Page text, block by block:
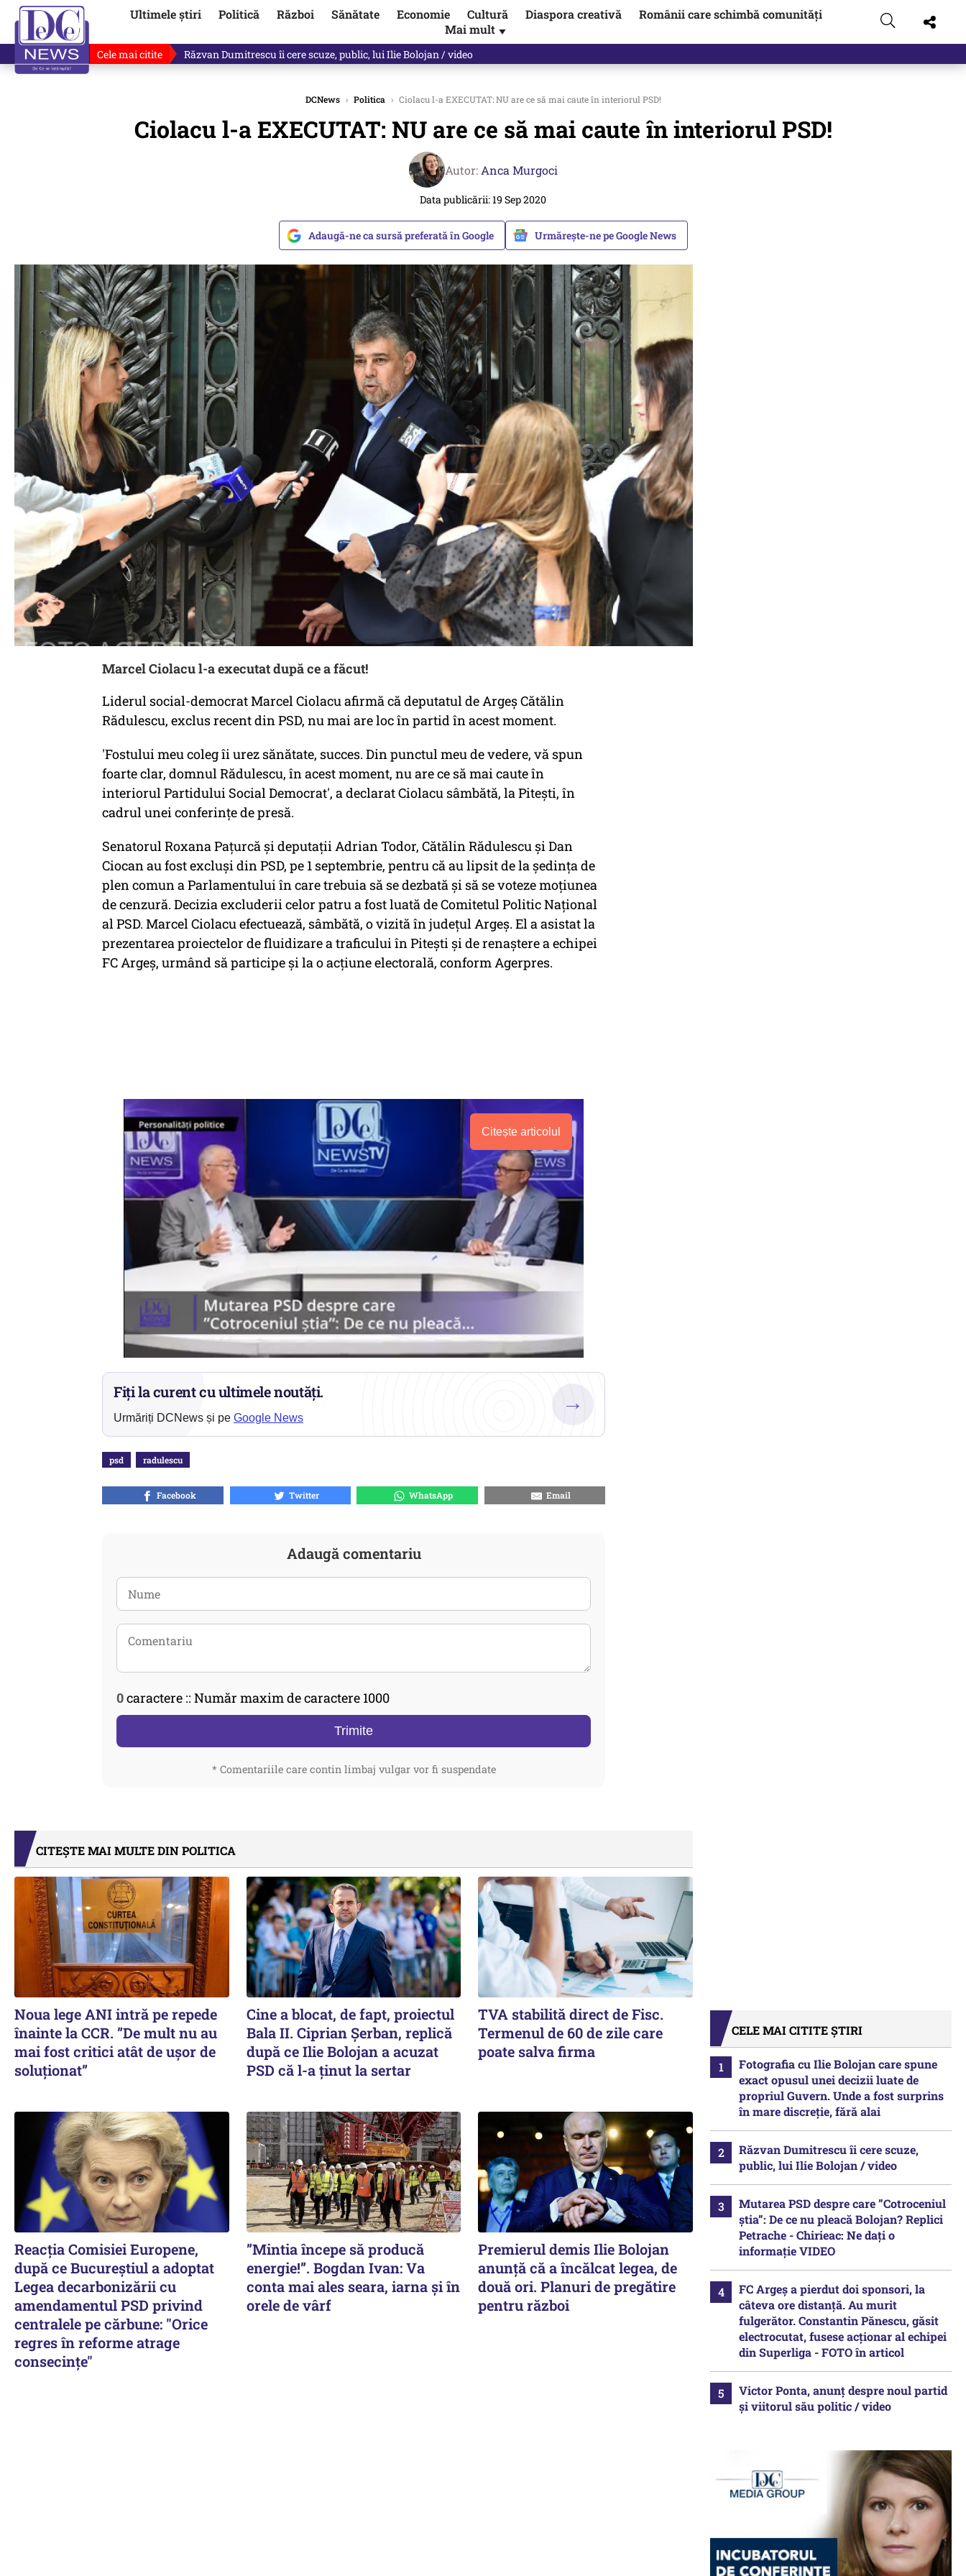
Ultimele știri Politică Război Sănătate Economie Cultură Diaspora creativă
Românii care schimbă comunități
Mai mult ▼
Cele mai citite Răzvan Dumitrescu îi cere scuze, public, lui Ilie Bolojan / video
DCNews › Politica › Ciolacu l-a EXECUTAT: NU are ce să mai caute în interiorul PSD!
Ciolacu l-a EXECUTAT: NU are ce să mai caute în interiorul PSD!
Autor: Anca Murgoci
Data publicării: 19 Sep 2020
Adaugă-ne ca sursă preferată în Google Urmărește-ne pe Google News
Marcel Ciolacu l-a executat după ce a făcut!
Liderul social-democrat Marcel Ciolacu afirmă că deputatul de Argeş Cătălin
Rădulescu, exclus recent din PSD, nu mai are loc în partid în acest moment.
'Fostului meu coleg îi urez sănătate, succes. Din punctul meu de vedere, vă spun
foarte clar, domnul Rădulescu, în acest moment, nu are ce să mai caute în
interiorul Partidului Social Democrat', a declarat Ciolacu sâmbătă, la Piteşti, în
cadrul unei conferinţe de presă.
Senatorul Roxana Paţurcă şi deputaţii Adrian Todor, Cătălin Rădulescu şi Dan
Ciocan au fost excluşi din PSD, pe 1 septembrie, pentru că au lipsit de la şedinţa de
plen comun a Parlamentului în care trebuia să se dezbată şi să se voteze moţiunea
de cenzură. Decizia excluderii celor patru a fost luată de Comitetul Politic Naţional
al PSD. Marcel Ciolacu efectuează, sâmbătă, o vizită în judeţul Argeş. El a asistat la
prezentarea proiectelor de fluidizare a traficului în Piteşti şi de renaştere a echipei
FC Argeş, urmând să participe şi la o acţiune electorală, conform Agerpres.
Citește articolul
Fiți la curent cu ultimele noutăți.
Urmăriți DCNews și pe Google News
→
psd radulescu
Facebook Twitter WhatsApp Email
Adaugă comentariu
0caractere :: Număr maxim de caractere 1000
Trimite
* Comentariile care contin limbaj vulgar vor fi suspendate
CITEȘTE MAI MULTE DIN POLITICA
Noua lege ANI intră pe repede
înainte la CCR. ”De mult nu au
mai fost critici atât de ușor de
soluționat”
Cine a blocat, de fapt, proiectul
Bala II. Ciprian Șerban, replică
după ce Ilie Bolojan a acuzat
PSD că l-a ținut la sertar
TVA stabilită direct de Fisc.
Termenul de 60 de zile care
poate salva firma
Reacția Comisiei Europene,
după ce Bucureștiul a adoptat
Legea decarbonizării cu
amendamentul PSD privind
centralele pe cărbune: "Orice
regres în reforme atrage
consecințe"
”Mintia începe să producă
energie!”. Bogdan Ivan: Va
conta mai ales seara, iarna și în
orele de vârf
Premierul demis Ilie Bolojan
anunță că a încălcat legea, de
două ori. Planuri de pregătire
pentru război
CELE MAI CITITE ȘTIRI
Fotografia cu Ilie Bolojan care spune
exact opusul unei decizii luate de
propriul Guvern. Unde a fost surprins
în mare discreție, fără alai
Răzvan Dumitrescu îi cere scuze,
public, lui Ilie Bolojan / video
Mutarea PSD despre care ”Cotroceniul
știa”: De ce nu pleacă Bolojan? Replici
Petrache - Chirieac: Ne dați o
informație VIDEO
FC Argeș a pierdut doi sponsori, la
câteva ore distanță. Au murit
fulgerător. Constantin Pănescu, găsit
electrocutat, fusese acționar al echipei
din Superliga - FOTO în articol
Victor Ponta, anunț despre noul partid
și viitorul său politic / video